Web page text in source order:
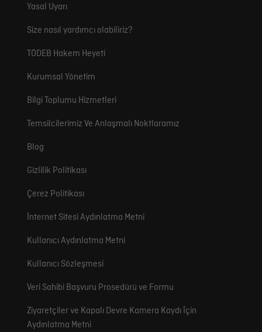
Yasal Uyarı
Size nasıl yardımcı olabiliriz?
TÖDEB Hakem Heyeti
Kurumsal Yönetim
Bilgi Toplumu Hizmetleri
Temsilcilerimiz Ve Anlaşmalı Noktlaramız
Blog
Gizlilik Politikası
Çerez Politikası
İnternet Sitesi Aydınlatma Metni
Kullanıcı Aydınlatma Metni
Kullanıcı Sözleşmesi
Veri Sahibi Başvuru Prosedürü ve Formu
Ziyaretçiler ve Kapalı Devre Kamera Kaydı İçin
Aydınlatma Metni